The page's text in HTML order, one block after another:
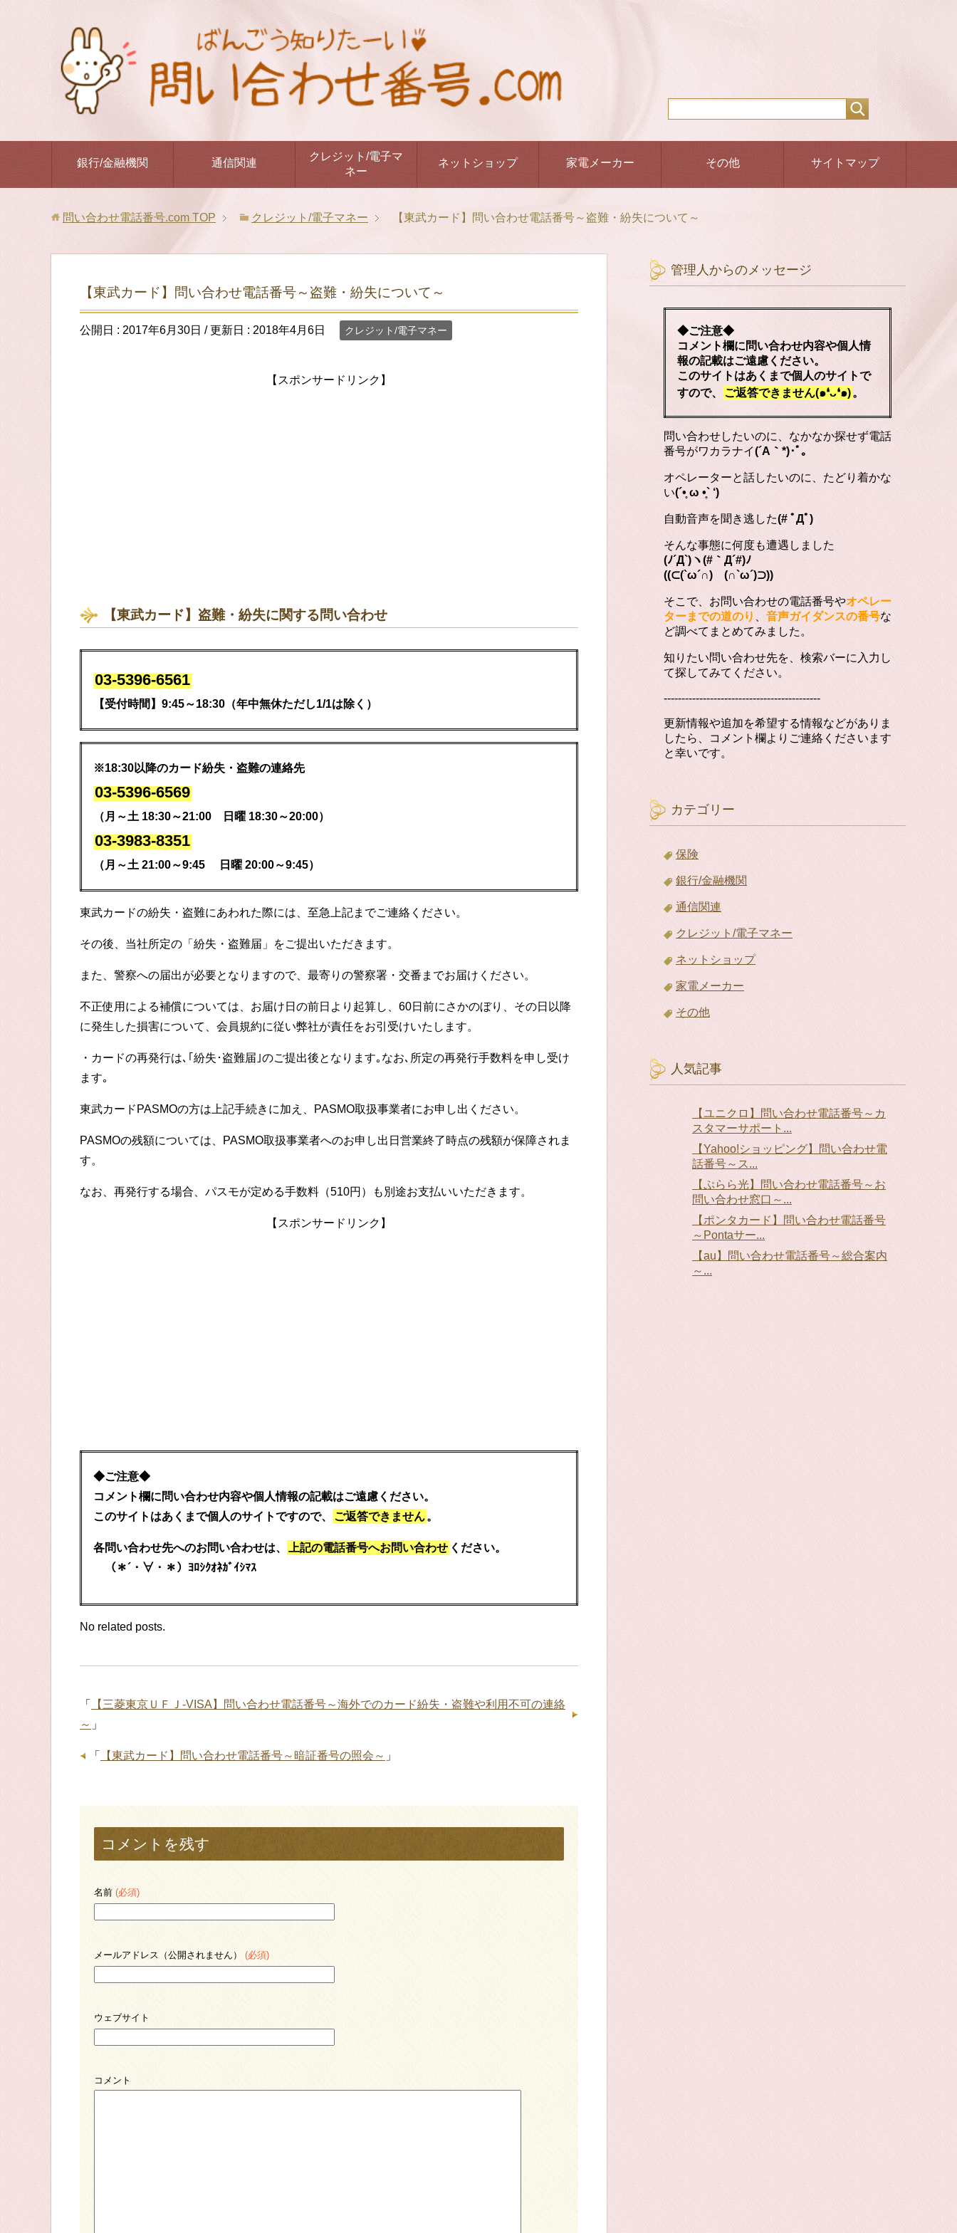
銀行/金融機関 通信関連
クレジット/電子マ
ネー
ネットショップ 家電メーカー その他 サイトマップ
問い合わせ電話番号.com TOP クレジット/電子マネー 【東武カード】問い合わせ電話番号～盗難・紛失について～
【東武カード】問い合わせ電話番号～盗難・紛失について～
公開日 : 2017年6月30日 / 更新日 : 2018年4月6日 クレジット/電子マネー
【スポンサードリンク】
【東武カード】盗難・紛失に関する問い合わせ
03-5396-6561
【受付時間】9:45～18:30（年中無休ただし1/1は除く）
※18:30以降のカード紛失・盗難の連絡先
03-5396-6569
（月～土 18:30～21:00 日曜 18:30～20:00）
03-3983-8351
（月～土 21:00～9:45 日曜 20:00～9:45）
東武カードの紛失・盗難にあわれた際には、至急上記までご連絡ください。
その後、当社所定の「紛失・盗難届」をご提出いただきます。
また、警察への届出が必要となりますので、最寄りの警察署・交番までお届けください。
不正使用による補償については、お届け日の前日より起算し、60日前にさかのぼり、その日以降
に発生した損害について、会員規約に従い弊社が責任をお引受けいたします。
・カードの再発行は､｢紛失･盗難届｣のご提出後となります｡なお､所定の再発行手数料を申し受け
ます｡
東武カードPASMOの方は上記手続きに加え、PASMO取扱事業者にお申し出ください。
PASMOの残額については、PASMO取扱事業者へのお申し出日営業終了時点の残額が保障されま
す。
なお、再発行する場合、パスモが定める手数料（510円）も別途お支払いいただきます。
【スポンサードリンク】
◆ご注意◆
コメント欄に問い合わせ内容や個人情報の記載はご遠慮ください。
このサイトはあくまで個人のサイトですので、
ご返答できません。
各問い合わせ先へのお問い合わせは、 上記の電話番号へお問い合わせ ください。
（＊´・∀・＊）ﾖﾛｼｸｵﾈｶﾞｲｼﾏｽ
No related posts.
「
【三菱東京ＵＦＪ-VISA】問い合わせ電話番号～海外でのカード紛失・盗難や利用不可の連絡
～ 」
「 【東武カード】問い合わせ電話番号～暗証番号の照会～ 」
コメントを残す
名前 (必須)
メールアドレス（公開されません） (必須)
ウェブサイト
コメント
管理人からのメッセージ
◆ご注意◆
コメント欄に問い合わせ内容や個人情
報の記載はご遠慮ください。
このサイトはあくまで個人のサイトで
すので、
ご返答できません(๑❛ᴗ❛๑)。
問い合わせしたいのに、なかなか探せず電話
番号がワカラナイ(´A｀*)･ﾟ｡
オペレーターと話したいのに、たどり着かな
い(´•̥ ω •̥` ‘)
自動音声を聞き逃した(# ﾟДﾟ)
そんな事態に何度も遭遇しました
(ﾉ´Д`)ヽ(#｀Д´#)ﾉ
((⊂(`ω´∩) (∩`ω´)⊃))
そこで、お問い合わせの電話番号やオペレー
ターまでの道のり 、 音声ガイダンスの番号な
ど調べてまとめてみました。
知りたい問い合わせ先を、検索バーに入力し
て探してみてください。
--------------------------------------------
更新情報や追加を希望する情報などがありま
したら、コメント欄よりご連絡くださいます
と幸いです。
カテゴリー
保険
銀行/金融機関
通信関連
クレジット/電子マネー
ネットショップ
家電メーカー
その他
人気記事
【ユニクロ】問い合わせ電話番号～カ
スタマーサポート...
【Yahoo!ショッピング】問い合わせ電
話番号～ス...
【ぷらら光】問い合わせ電話番号～お
問い合わせ窓口～...
【ポンタカード】問い合わせ電話番号
～Pontaサー...
【au】問い合わせ電話番号～総合案内
～...